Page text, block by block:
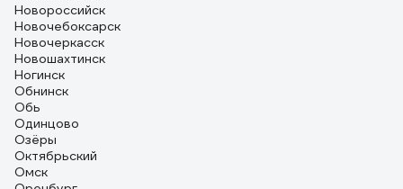
Новороссийск
Новочебоксарск
Новочеркасск
Новошахтинск
Ногинск
Обнинск
Обь
Одинцово
Озёры
Октябрьский
Омск